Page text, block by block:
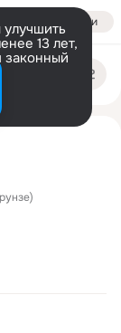
Войти
13 лет,